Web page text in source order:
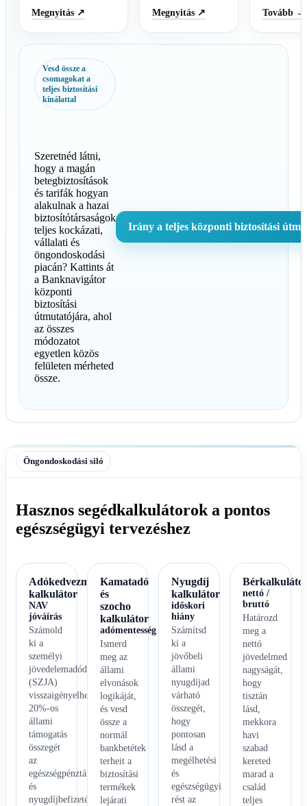
Megnyitás ↗ Megnyitás ↗ Tovább →
Vesd össze a
csomagokat a
teljes biztosítási
kínálattal
Szeretnéd látni,
hogy a magán
betegbiztosítások
és tarifák hogyan
alakulnak a hazai
biztosítótársaságok
teljes kockázati,
vállalati és
öngondoskodási
piacán? Kattints át
a Banknavigátor
központi
biztosítási
útmutatójára, ahol
az összes
módozatot
egyetlen közös
felületen mérheted
össze.
Irány a teljes központi biztosítási
Öngondoskodási siló
Hasznos segédkalkulátorok a pontos
egészségügyi tervezéshez
Adókedvezmény
kalkulátor
NAV
jóváírás
Számold
ki a
személyi
jövedelemadódból
(SZJA)
visszaigényelhető
20%-os
állami
támogatás
összegét
az
egészségpénztári
és
nyugdíjbefizetéseid
Kamatadó
és
szocho
kalkulátor
adómentesség
Ismerd
meg az
állami
elvonások
logikáját,
és vesd
össze a
normál
bankbetétek
terheit a
biztosítási
termékek
lejárati
Nyugdíj
kalkulátor
időskori
hiány
Számítsd
ki a
jövőbeli
állami
nyugdíjad
várható
összegét,
hogy
pontosan
lásd a
megélhetési
és
egészségügyi
rést az
nettó /
bruttó
Határozd
meg a
nettó
jövedelmed
nagyságát,
hogy
tisztán
lásd,
mekkora
havi
szabad
kereted
marad a
család
teljes